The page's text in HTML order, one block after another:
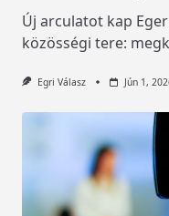
Új arculatot kap
közösségi tere:
Egri Válasz Jún 1,